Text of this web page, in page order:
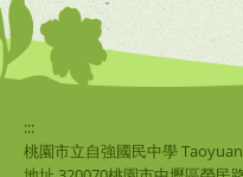
:::
桃園市立自強國民中學